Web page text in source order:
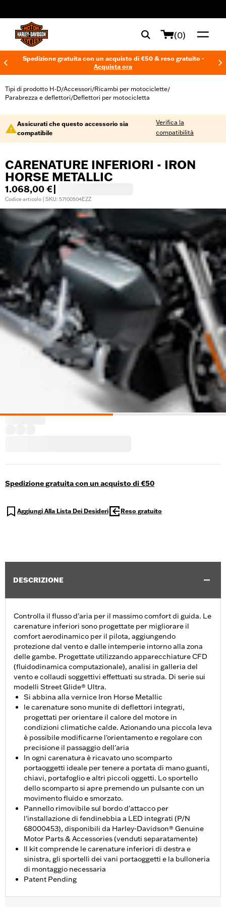
(0)
Spedizione gratuita con un acquisto di €50 & reso gratuito -
Acquista ora
Tipi di prodotto H-D/Accessori/Ricambi per motociclette/
Parabrezza e deflettori/Deflettori per motocicletta
Assicurati che questo accessorio sia
compatibile
Verifica la
compatibilità
CARENATURE INFERIORI - IRON
HORSE METALLIC
1.068,00 €
Codice articolo | SKU: 57100504EZZ
Spedizione gratuita con un acquisto di €50
Aggiungi Alla Lista Dei Desideri Reso gratuito
DESCRIZIONE
Controlla il flusso d'aria per il massimo comfort di guida. Le
carenature inferiori sono progettate per migliorare il
comfort aerodinamico per il pilota, aggiungendo
protezione dal vento e dalle intemperie intorno alla zona
delle gambe. Progettate utilizzando apparecchiature CFD
(fluidodinamica computazionale), analisi in galleria del
vento e collaudi soggettivi effettuati su strada. Di serie sui
modelli Street Glide® Ultra.
Si abbina alla vernice Iron Horse Metallic
le carenature sono munite di deflettori integrati,
progettati per orientare il calore del motore in
condizioni climatiche calde. Azionando una piccola leva
è possibile modificarne l'orientamento e regolare con
precisione il passaggio dell'aria
In ogni carenatura è ricavato uno scomparto
portaoggetti ideale per tenere a portata di mano guanti,
chiavi, portafoglio e altri piccoli oggetti. Lo sportello
dello scomparto si apre premendo un pulsante con un
movimento fluido e smorzato.
Pannello rimovibile sul bordo d'attacco per
l'installazione di fendinebbia a LED integrati (P/N
68000453), disponibili da Harley-Davidson® Genuine
Motor Parts & Accessories (venduti separatamente)
Il kit comprende le carenature inferiori di destra e
sinistra, gli sportelli dei vani portaoggetti e la bulloneria
di montaggio necessaria
Patent Pending